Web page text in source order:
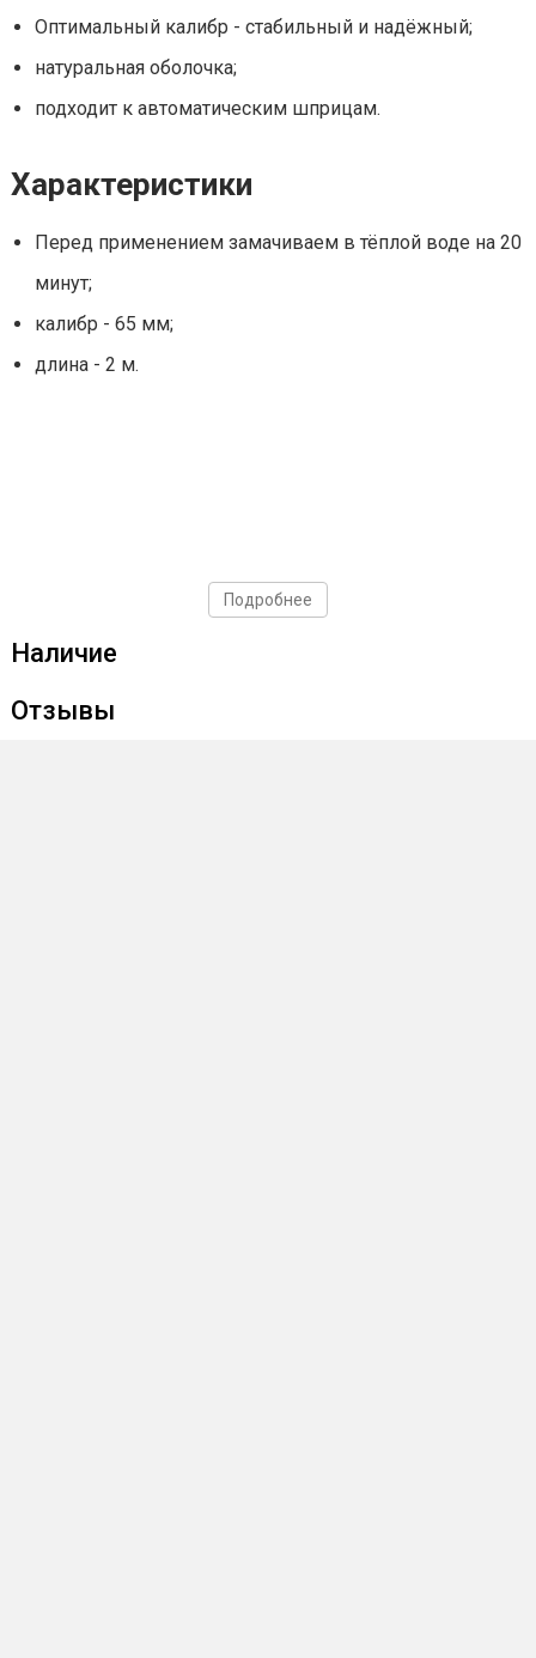
Оптимальный калибр - стабильный и надёжный;
натуральная оболочка;
подходит к автоматическим шприцам.
Характеристики
Перед применением замачиваем в тёплой воде на 20
минут;
калибр - 65 мм;
длина - 2 м.
Подробнее
Наличие
Отзывы